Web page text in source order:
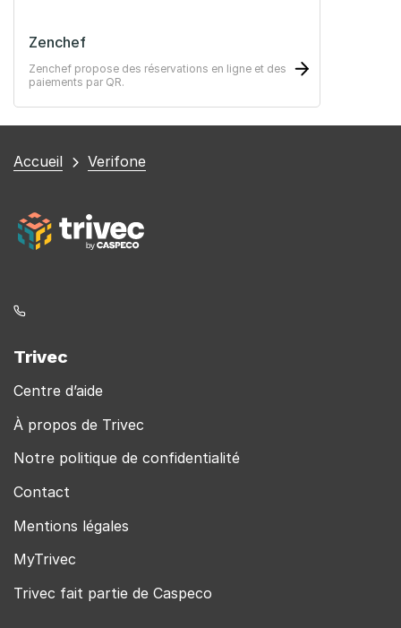
Zenchef
Zenchef propose des réservations en ligne et des
paiements par QR.
Vous
Accueil Verifone
Trivec
Centre d’aide
À propos de Trivec
Notre politique de confidentialité
Contact
Mentions légales
MyTrivec
Trivec fait partie de Caspeco